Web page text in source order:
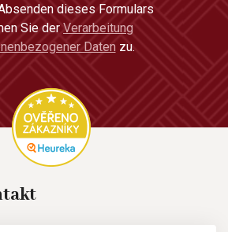
dieses Formulars
Sie der Verarbeitung
Daten zu.